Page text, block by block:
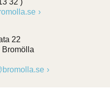
32 )
22
Bromölla